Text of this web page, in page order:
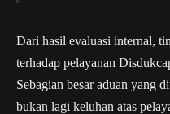
Dari hasil evaluasi internal,
terhadap pelayanan
Sebagian besar aduan yang
bukan lagi keluhan atas